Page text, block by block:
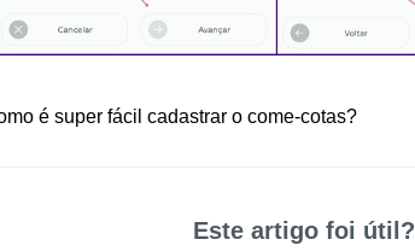
é super fácil cadastrar o come-cotas?
Este artigo foi útil?